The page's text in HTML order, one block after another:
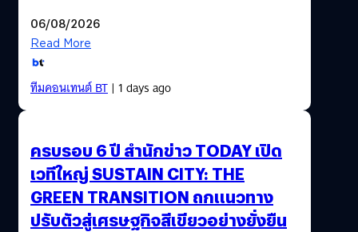
06/08/2026
Read More
ทีมคอนเทนต์ BT| 1 days ago
ครบรอบ 6 ปี สำนักข่าว TODAY เปิด
เวทีใหญ่ SUSTAIN CITY: THE
GREEN TRANSITION ถกแนวทาง
ปรับตัวสู่เศรษฐกิจสีเขียวอย่างยั่งยืน